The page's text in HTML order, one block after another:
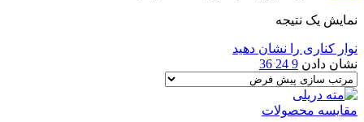
نمایش یک نتیجه
نوار کناری را نشان دهید
نشان دادن 9
24
36
مقایسه محصولات